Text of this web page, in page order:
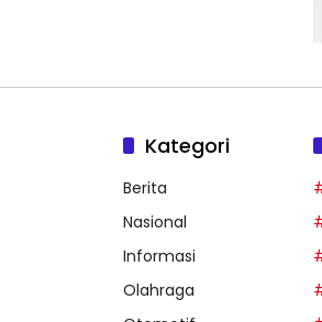
Kategori
Berita
Nasional
Informasi
Olahraga